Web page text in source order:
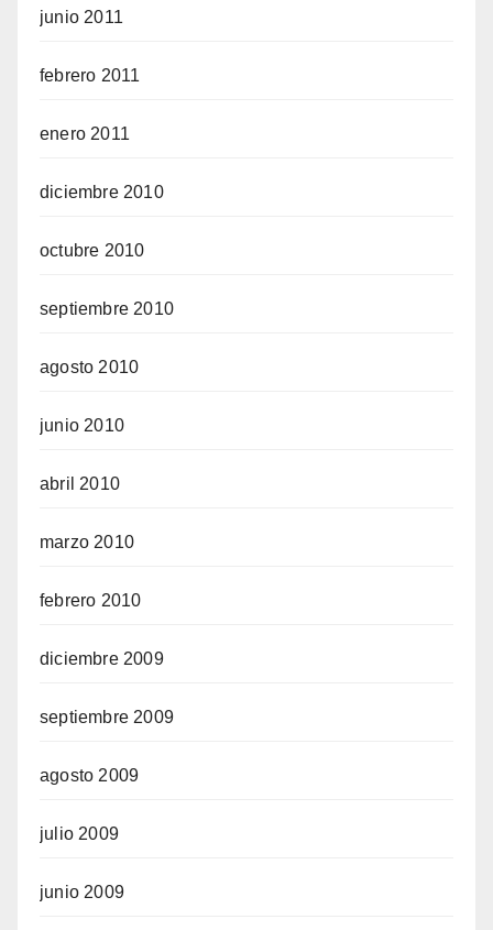
junio 2011
febrero 2011
enero 2011
diciembre 2010
octubre 2010
septiembre 2010
agosto 2010
junio 2010
abril 2010
marzo 2010
febrero 2010
diciembre 2009
septiembre 2009
agosto 2009
julio 2009
junio 2009